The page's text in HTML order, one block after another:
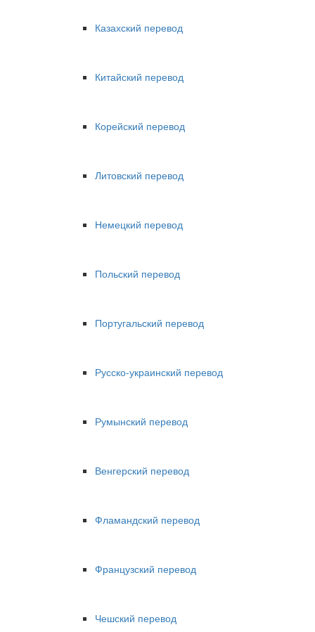
Казахский перевод
Китайский перевод
Корейский перевод
Литовский перевод
Немецкий перевод
Польский перевод
Португальский перевод
Русско-украинский перевод
Румынский перевод
Венгерский перевод
Фламандский перевод
Французский перевод
Чешский перевод